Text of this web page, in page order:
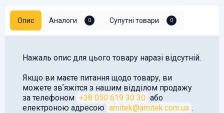
Опис Аналоги 0 Супутні товари 0
Нажаль опис для цього товару наразі відсутній.
Якщо ви маєте питання щодо товару, ви
можете звʼяжітся з нашим відділом продажу
за телефоном +38 050 619 30 30 або
електроною адресою amitek@amitek.com.ua .